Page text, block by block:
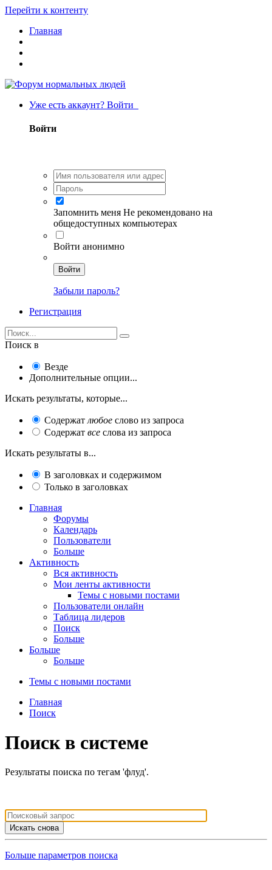
Перейти к контенту
Главная
Уже есть аккаунт? Войти
Войти
Запомнить меня Не рекомендовано на
общедоступных компьютерах
Войти анонимно
Войти
Забыли пароль?
Регистрация
Поиск в
Везде
Дополнительные опции...
Искать результаты, которые...
Содержат любое слово из запроса
Содержат все слова из запроса
Искать результаты в...
В заголовках и содержимом
Только в заголовках
Главная
Форумы
Календарь
Пользователи
Больше
Активность
Вся активность
Мои ленты активности
Темы с новыми постами
Пользователи онлайн
Таблица лидеров
Поиск
Больше
Больше
Больше
Темы с новыми постами
Главная
Поиск
Поиск в системе
Результаты поиска по тегам 'флуд'.
Искать снова
Больше параметров поиска